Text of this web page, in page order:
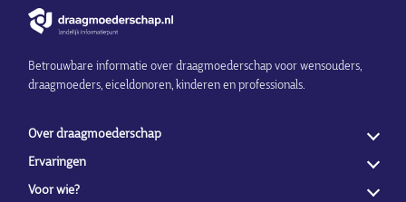
Betrouwbare informatie over draagmoederschap voor wensouders,
draagmoeders, eiceldonoren, kinderen en professionals.
Over draagmoederschap
Ervaringen
Voor wie?